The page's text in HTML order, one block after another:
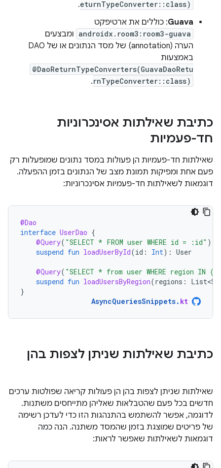
eturnTypeConverter::class)
.
Guava: כוללים את ארטיפקט
androidx.room3:room3-guava ומבצעים
הערה (annotation) של מסד הנתונים או של DAO
באמצעות
@DaoReturnTypeConverters(GuavaDaoRetu
rnTypeConverter::class)
.
כתיבת שאילתות אסינכרוניות
חד-פעמיות
שאילתות חד-פעמיות הן פעולות במסד נתונים שמופעלות רק
פעם אחת ומפיקות תמונת מצב של הנתונים בזמן ההפעלה.
דוגמאות לשאילתות חד-פעמיות אסינכרוניות:
@Dao
interface UserDao {
@Query( "SELECT * FROM user WHERE id = :id" )
suspend fun loadUserById(id : Int): User
@Query( "SELECT * from user WHERE region IN
suspend fun loadUsersByRegion(regions :
}
AsyncQueriesSnippets. kt
כתיבת שאילתות שניתן לצפות בהן
שאילתות שניתן לצפות בהן הן פעולות קריאה שפולטות ערכים
חדשים בכל פעם שהטבלאות שאליהן מתייחסים משתנות.
לדוגמה, אפשר להשתמש בהתנהגות הזו כדי לעדכן רשימה
של פריטים שמוצגת בזמן שהמסד משתנה. הנה כמה
דוגמאות לשאילתות שאפשר לראות: